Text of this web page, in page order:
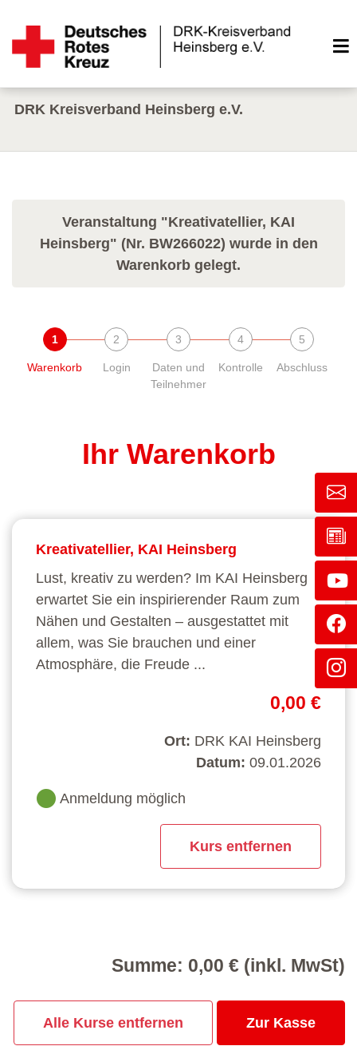
DRK Kreisverband Heinsberg e.V.
Veranstaltung "Kreativatellier, KAI
Heinsberg" (Nr. BW266022) wurde in den
Warenkorb gelegt.
Warenkorb Login
Daten und
Teilnehmer
Kontrolle Abschluss
Ihr Warenkorb
Kreativatellier, KAI Heinsberg
Lust, kreativ zu werden? Im KAI Heinsberg
erwartet Sie ein inspirierender Raum zum
Nähen und Gestalten – ausgestattet mit
allem, was Sie brauchen und einer
Atmosphäre, die Freude ...
0,00 €
Ort: DRK KAI Heinsberg
Datum: 09.01.2026
Anmeldung möglich
Kurs entfernen
Summe: 0,00 € (inkl. MwSt)
Alle Kurse entfernen Zur Kasse